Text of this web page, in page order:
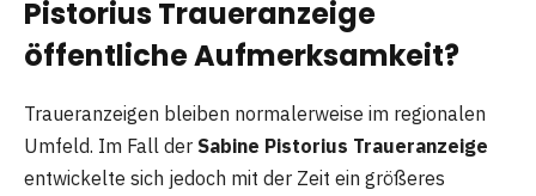
Pistorius Traueranzeige
öffentliche Aufmerksamkeit?
Traueranzeigen bleiben normalerweise im regionalen
Umfeld. Im Fall der Sabine Pistorius Traueranzeige
entwickelte sich jedoch mit der Zeit ein größeres